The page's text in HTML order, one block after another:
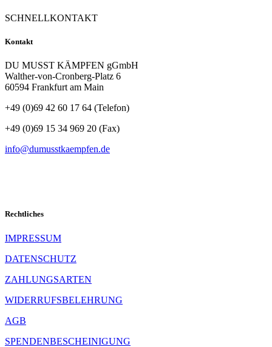
SCHNELLKONTAKT
Kontakt
DU MUSST KÄMPFEN gGmbH
Walther-von-Cronberg-Platz 6
60594 Frankfurt am Main
+49 (0)69 42 60 17 64 (Telefon)
+49 (0)69 15 34 969 20 (Fax)
info@dumusstkaempfen.de
Rechtliches
IMPRESSUM
DATENSCHUTZ
ZAHLUNGSARTEN
WIDERRUFSBELEHRUNG
AGB
SPENDENBESCHEINIGUNG